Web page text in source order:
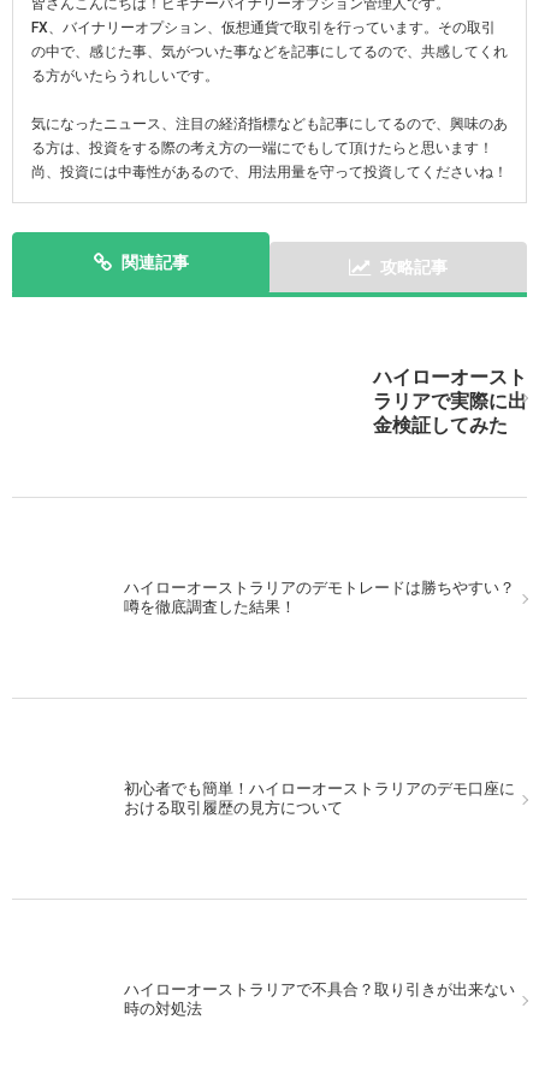
皆さんこんにちは！ビギナーバイナリーオプション管理人です。
FX、バイナリーオプション、仮想通貨で取引を行っています。その取引
の中で、感じた事、気がついた事などを記事にしてるので、共感してくれ
る方がいたらうれしいです。
気になったニュース、注目の経済指標なども記事にしてるので、興味のあ
る方は、投資をする際の考え方の一端にでもして頂けたらと思います！
尚、投資には中毒性があるので、用法用量を守って投資してくださいね！
関連記事 攻略記事
ハイローオースト
ラリアで実際に出
金検証してみた
ハイローオーストラリアのデモトレードは勝ちやすい？
噂を徹底調査した結果！
初心者でも簡単！ハイローオーストラリアのデモ口座に
おける取引履歴の見方について
ハイローオーストラリアで不具合？取り引きが出来ない
時の対処法
スマホで実践！ハイローオーストラリアのアプリを攻略
パソコンでMT4を使いながら、スマホを使ってハイロー
オーストラリアの取引！
13日の金曜日にハイローオーストラリアで実戦取引をし
てみた！
MACDを使ってハイローオーストラリアで取引。シンプ
ルに行こう！